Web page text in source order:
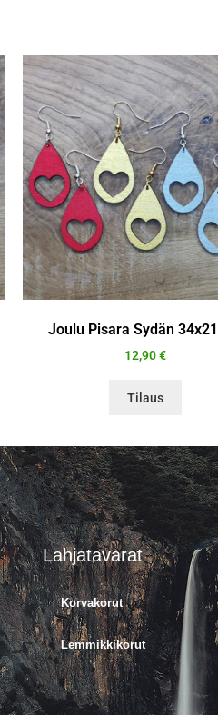
Joulu Pisara Sydän
12,90€
Tilaus
Lahjatavarat
Korvakorut
Lemmikkikorut